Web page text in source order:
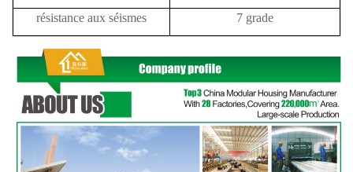
résistance aux séismes 7 grade